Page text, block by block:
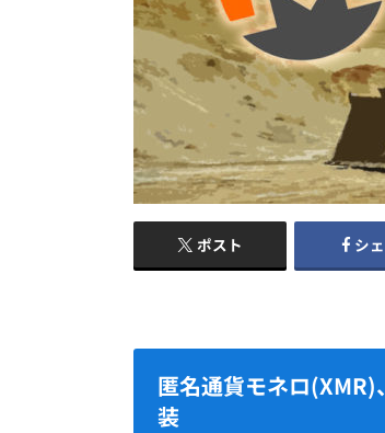
ポスト シ
匿名通貨モネロ
装